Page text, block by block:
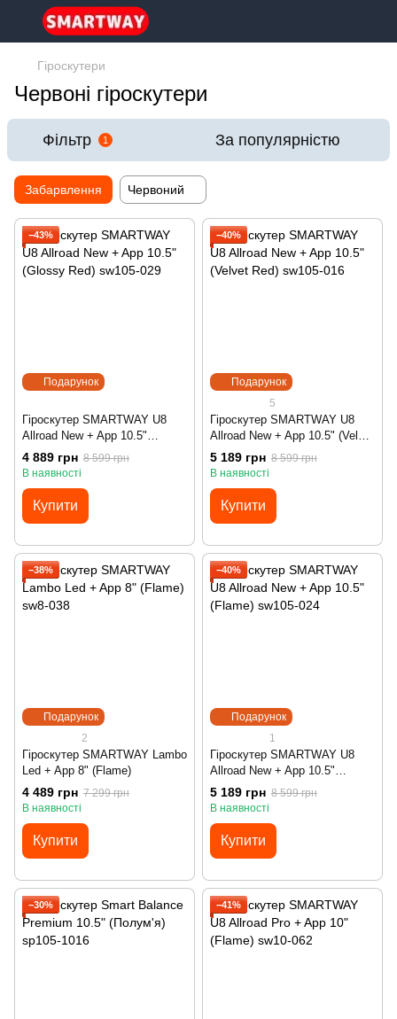
Гіроскутери
Червоні гіроскутери
Фільтр 1 За популярністю
Забарвлення Червоний
Подарунок
−43%
Гіроскутер SMARTWAY U8
Allroad New + App 10.5"
(Glossy Red)
4 889 грн 8 599 грн
В наявності
Купити
Подарунок
−40%
5
Гіроскутер SMARTWAY U8
Allroad New + App 10.5" (Velvet
Red)
5 189 грн 8 599 грн
В наявності
Купити
Подарунок
−38%
2
Гіроскутер SMARTWAY Lambo
Led + App 8" (Flame)
4 489 грн 7 299 грн
В наявності
Купити
Подарунок
−40%
1
Гіроскутер SMARTWAY U8
Allroad New + App 10.5"
(Flame)
5 189 грн 8 599 грн
В наявності
Купити
−30% −41%